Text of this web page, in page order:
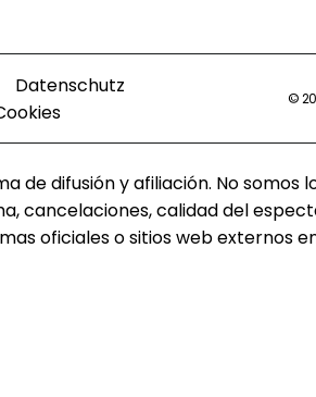
Datenschutz
©
de difusión y afiliación. No somos
cancelaciones, calidad del
oficiales o sitios web externos